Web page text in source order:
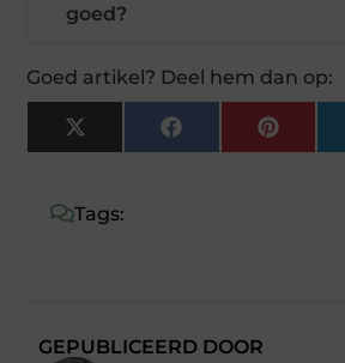
goed?
Goed artikel? Deel hem dan op:
X
(Twitter)
Facebook
Tags:
GEPUBLICEERD DOOR